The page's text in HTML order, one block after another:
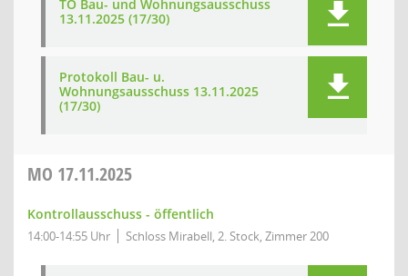
TO Bau- und Wohnungsausschuss
13.11.2025 (17/30)
Protokoll Bau- u.
Wohnungsausschuss 13.11.2025
(17/30)
MO 17.11.2025
Kontrollausschuss - öffentlich
14:00-14:55 Uhr Schloss Mirabell, 2. Stock, Zimmer 200